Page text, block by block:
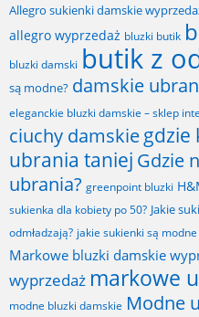
Allegro sukienki damskie
allegro wyprzedaż bluzki butik
bluzki damski butik z
są modne? damskie
eleganckie bluzki damskie – sklep
ciuchy damskiegdzie
ubrania taniej Gdzie
ubrania? greenpoint bluzki
sukienka dla kobiety po 50? Jakie
odmładzają? jakie sukienki są modne
Markowe bluzki damskie
wyprzedaż markowe
modne bluzki damskie Modne